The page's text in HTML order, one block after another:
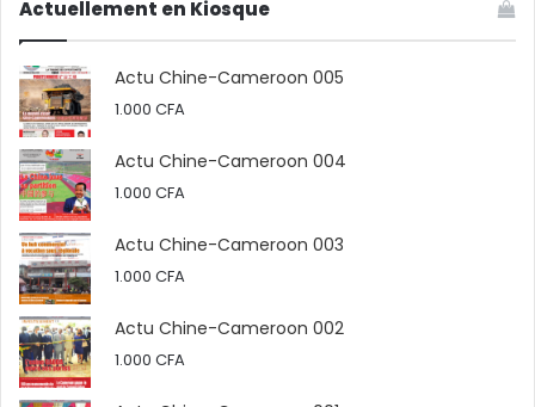
Actuellement en Kiosque
Actu Chine-Cameroon 005
1.000 CFA
Actu Chine-Cameroon 004
1.000 CFA
Actu Chine-Cameroon 003
1.000 CFA
Actu Chine-Cameroon 002
1.000 CFA